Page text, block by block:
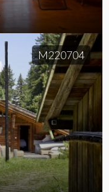
M220704